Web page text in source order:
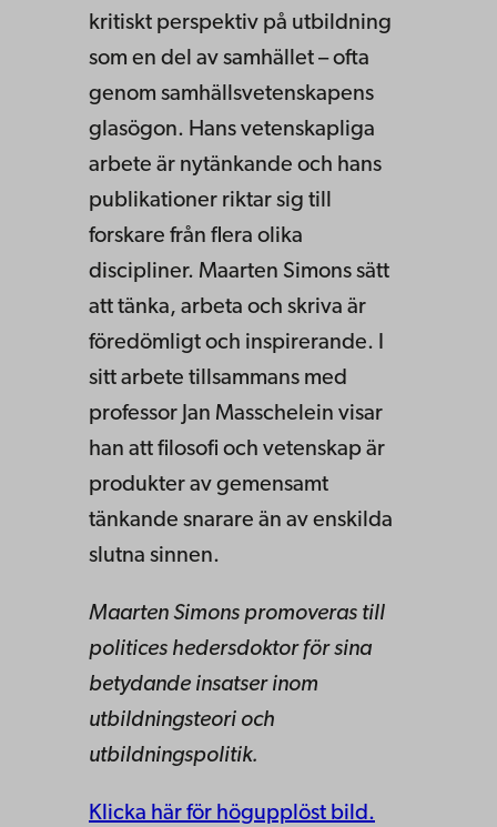
kritiskt perspektiv på utbildning
som en del av samhället – ofta
genom samhällsvetenskapens
glasögon. Hans vetenskapliga
arbete är nytänkande och hans
publikationer riktar sig till
forskare från flera olika
discipliner. Maarten Simons sätt
att tänka, arbeta och skriva är
föredömligt och inspirerande. I
sitt arbete tillsammans med
professor Jan Masschelein visar
han att filosofi och vetenskap är
produkter av gemensamt
tänkande snarare än av enskilda
slutna sinnen.
Maarten Simons promoveras till
politices hedersdoktor för sina
betydande insatser inom
utbildningsteori och
utbildningspolitik.
Klicka här för högupplöst bild.